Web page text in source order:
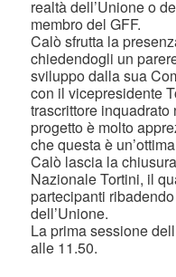
realtà dell’Unione o
membro del GFF.
Calò sfrutta la
chiedendogli un
sviluppo dalla sua
con il vicepresidente
trascrittore inquadrato
progetto è molto
che questa è
Calò lascia la
Nazionale Tortini, il
partecipanti
dell’Unione.
La prima sessione
alle 11.50.